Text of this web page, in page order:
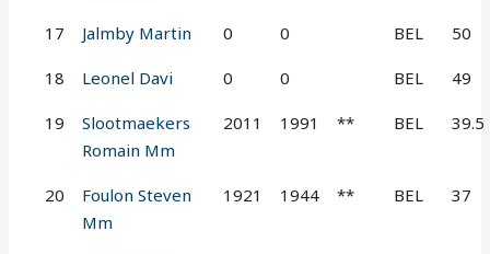
17 Jalmby Martin 0 0 BEL 50
18 Leonel Davi 0 0 BEL 49
19
Slootmaekers
Romain Mm
2011 1991 ** BEL 39.5
20
Foulon Steven
Mm
1921 1944 ** BEL 37